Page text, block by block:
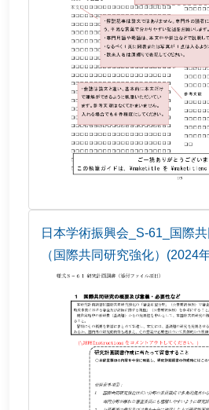
日本学術振興会_S-61_国際
（国際共同研究強化）(2024